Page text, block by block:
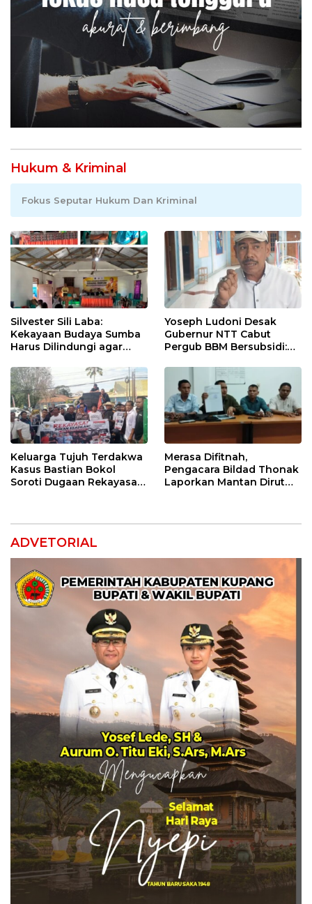
Hukum & Kriminal
Fokus Seputar Hukum Dan Kriminal
Silvester Sili Laba:
Kekayaan Budaya Sumba
Harus Dilindungi agar
Yoseph Ludoni Desak
Gubernur NTT Cabut
Pergub BBM Bersubsidi:
Tagih Pajak
Keluarga Tujuh Terdakwa
Kasus Bastian Bokol
Soroti Dugaan Rekayasa
Merasa Difitnah,
Pengacara Bildad Thonak
Laporkan Mantan Dirut
ADVETORIAL